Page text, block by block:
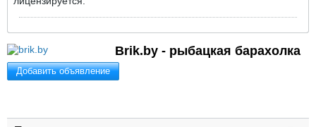
Brik.by - рыбацкая барахолка
Добавить объявление